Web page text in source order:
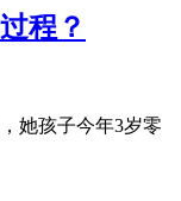
程？
她孩子今年3岁零